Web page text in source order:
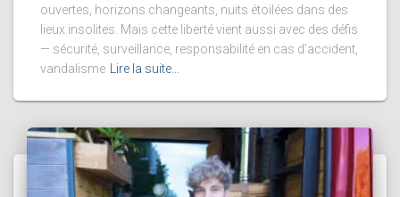
ouvertes, horizons changeants, nuits étoilées dans des
lieux insolites. Mais cette liberté vient aussi avec des défis
— sécurité, surveillance, responsabilité en cas d’accident,
vandalisme
Lire la suite…